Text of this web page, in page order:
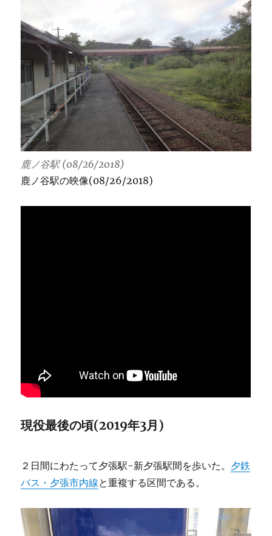
鹿ノ谷駅 (08/26/2018)
鹿ノ谷駅の映像(08/26/2018)
現役最後の頃(2019年3月)
２日間にわたって夕張駅-新夕張駅間を歩いた。 夕鉄
バス・夕張市内線と重複する区間である。